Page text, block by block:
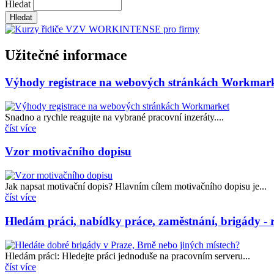
Hledat
Užitečné informace
Výhody registrace na webových stránkách
Snadno a rychle reagujte na vybrané pracovní inzeráty....
číst více
Vzor motivačního dopisu
Jak napsat motivační dopis? Hlavním cílem motivačního dopisu je...
číst více
Hledám práci, nabídky práce, zaměstnání, brigády -
Hledám práci: Hledejte práci jednoduše na pracovním serveru...
číst více